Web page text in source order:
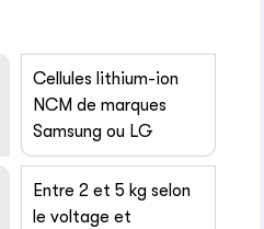
Cellules lithium-ion
NCM de marques
Samsung ou LG
Entre 2 et 5 kg selon
le voltage et